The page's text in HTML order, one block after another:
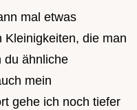
mal etwas
Kleinigkeiten, die man
du ähnliche
mein
gehe ich noch tiefer